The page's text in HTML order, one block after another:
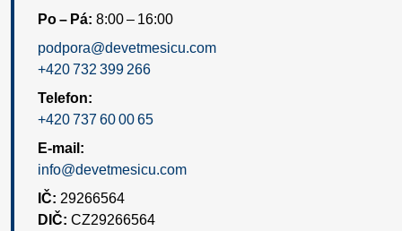
Po – Pá: 8:00 – 16:00
podpora@devetmesicu.com
+420 732 399 266
Telefon:
+420 737 60 00 65
E-mail:
info@devetmesicu.com
IČ: 29266564
DIČ: CZ29266564